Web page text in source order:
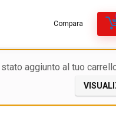
Compara
aggiunto al tuo